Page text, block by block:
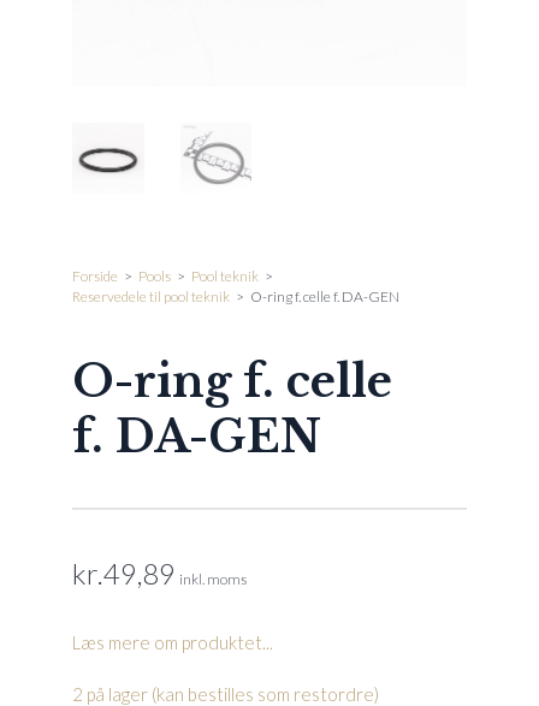
Forside > Pools > Pool teknik >
Reservedele til pool teknik > O-ring f. celle f. DA-GEN
O-ring f. celle
f. DA-GEN
kr.49,89 inkl. moms
Læs mere om produktet...
2 på lager (kan bestilles som restordre)